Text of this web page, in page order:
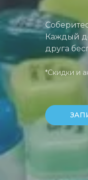
Каждый
друга
*Скидки и